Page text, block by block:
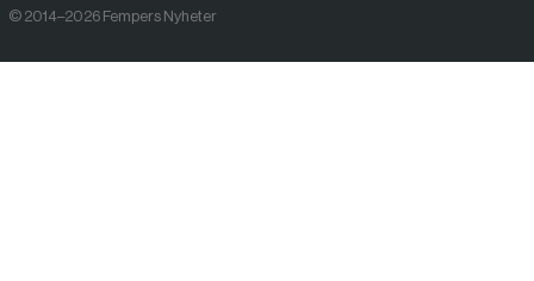
© 2014–2026 Fempers Nyheter